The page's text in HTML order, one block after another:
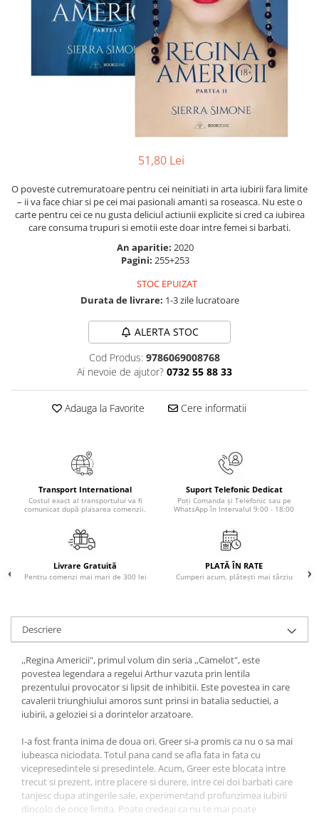
Audiobook
Crestinism
Senzatii/Thriller
SF & Fantasy
Instrumente si Truse Geometrie
Seturi scolare
Consumabile & Accesorii
COLOREAZA CU PRIETENII
De colorat
Pot desena minunat
Sa coloram cu Nicol
Carti educative
Culegeri Auxiliare
Dezvoltare personala
Dictionare
Lumea Copilariei
Manuale - Carte Scolara
Clasa a V-a
Clasa a VI-a
Povesti
Povesti - Basme - Legende
Realitatea Augmentata
Religie pentru copii
TP ROLL
Puzzle-uri
Puzzle 3D Lemn
51,80 Lei
O poveste cutremuratoare pentru cei neinitiati in arta iubirii fara limite
– ii va face chiar si pe cei mai pasionali amanti sa roseasca. Nu este o
carte pentru cei ce nu gusta deliciul actiunii explicite si cred ca iubirea
care consuma trupuri si emotii este doar intre femei si barbati.
An aparitie: 2020
Pagini: 255+253
STOC EPUIZAT
Durata de livrare: 1-3 zile lucratoare
ALERTA STOC
Cod Produs: 9786069008768
Ai nevoie de ajutor? 0732 55 88 33
Adauga la Favorite Cere informatii
Transport International
Costul exact al transportului va fi
comunicat după plasarea comenzii.
Suport Telefonic Dedicat
Poți Comanda și Telefonic sau pe
WhatsApp în Intervalul 9:00 - 18:00
Livrare Gratuită
Pentru comenzi mai mari de 300 lei
PLATĂ ÎN RATE
Cumperi acum, plătești mai târziu
Descriere
,,Regina Americii", primul volum din seria ,,Camelot", este
povestea legendara a regelui Arthur vazuta prin lentila
prezentului provocator si lipsit de inhibitii. Este povestea in care
cavalerii triunghiului amoros sunt prinsi in batalia seductiei, a
iubirii, a geloziei si a dorintelor arzatoare.
I-a fost franta inima de doua ori. Greer si-a promis ca nu o sa mai
iubeasca niciodata. Totul pana cand se afla fata in fata cu
vicepresedintele si presedintele. Acum, Greer este blocata intre
trecut si prezent, intre placere si durere, intre cei doi barbati care
tanjesc dupa atingerile sale, experimentand profunzimea iubirii
dincolo de orice limita. Poate credeai ca nu te mai poate